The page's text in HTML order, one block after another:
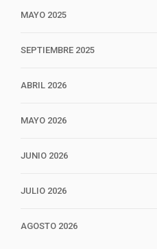
MAYO 2025
SEPTIEMBRE 2025
ABRIL 2026
MAYO 2026
JUNIO 2026
JULIO 2026
AGOSTO 2026